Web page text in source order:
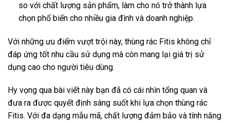
so với chất lượng sản phẩm, làm cho nó trở thành lựa
chọn phổ biến cho nhiều gia đình và doanh nghiệp.
Với những ưu điểm vượt trội này, thùng rác Fitis không chỉ
đáp ứng tốt nhu cầu sử dụng mà còn mang lại giá trị sử
dụng cao cho người tiêu dùng.
Hy vọng qua bài viết này bạn đã có cái nhìn tổng quan và
đưa ra được quyết định sáng suốt khi lựa chọn thùng rác
Fitis. Với đa dạng mẫu mã, chất lượng đảm bảo và tính năng